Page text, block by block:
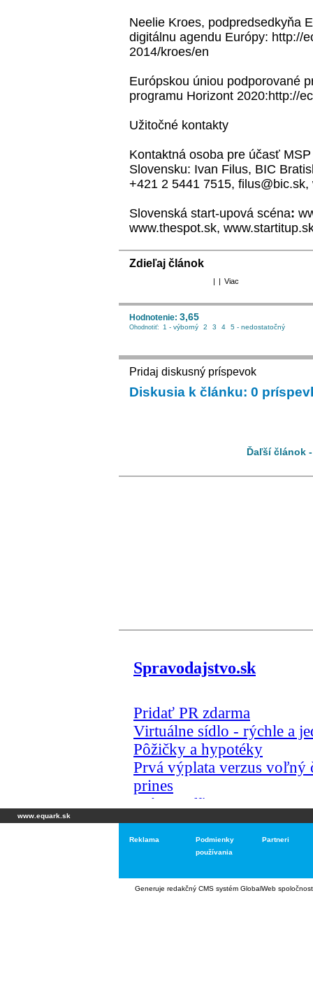
Neelie Kroes, podpredsedkyňa
digitálnu agendu Európy: http://
2014/kroes/en
Európskou úniou podporované
programu Horizont 2020:http://
Užitočné kontakty
Kontaktná osoba pre účasť
Slovensku: Ivan Filus, BIC
+421 2 5441 7515, filus@bic.sk,
Slovenská start-upová scéna:
www.thespot.sk,
Zdieľaj článok
| | Viac
Hodnotenie: 3,65
Ohodnotiť: 1 - výborný 2 3 4 5 - nedostatočný
Pridaj diskusný príspevok
Diskusia k článku: 0
Ďaľší článok
www.equark.sk
Reklama
Podmienky
používania
Partneri
Generuje redakčný CMS systém GlobalWeb